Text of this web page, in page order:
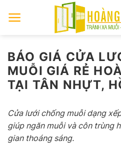
BÁO GIÁ CỬA
MUỖI GIÁ RẺ
TẠI TÂN NHỰT,
Cửa lưới chống muỗi dạng
giúp ngăn muỗi và côn trùng
gian thoáng sáng.